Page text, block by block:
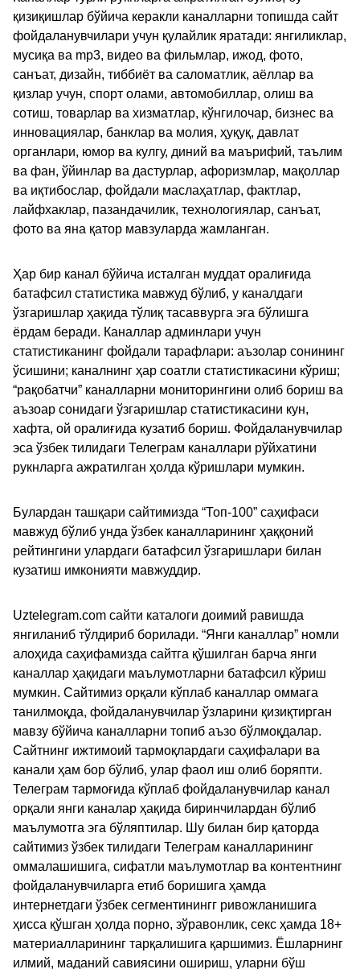
қизиқишлар бўйича керакли каналларни топишда сайт
фойдаланувчилари учун қулайлик яратади: янгиликлар,
мусиқа ва mp3, видео ва фильмлар, ижод, фото,
санъат, дизайн, тиббиёт ва саломатлик, аёллар ва
қизлар учун, спорт олами, автомобиллар, олиш ва
сотиш, товарлар ва хизматлар, кўнгилочар, бизнес ва
инновациялар, банклар ва молия, ҳуқуқ, давлат
органлари, юмор ва кулгу, диний ва маърифий, таълим
ва фан, ўйинлар ва дастурлар, афоризмлар, мақоллар
ва иқтибослар, фойдали маслаҳатлар, фактлар,
лайфхаклар, пазандачилик, технологиялар, санъат,
фото ва яна қатор мавзуларда жамланган.
Ҳар бир канал бўйича исталган муддат оралиғида
батафсил статистика мавжуд бўлиб, у каналдаги
ўзгаришлар ҳақида тўлиқ тасаввурга эга бўлишга
ёрдам беради. Каналлар админлари учун
статистиканинг фойдали тарафлари: аъзолар сонининг
ўсишини; каналнинг ҳар соатли статистикасини кўриш;
“рақобатчи” каналларни мониторингини олиб бориш ва
аъзоар сонидаги ўзгаришлар статистикасини кун,
хафта, ой оралиғида кузатиб бориш. Фойдаланувчилар
эса ўзбек тилидаги Телеграм каналлари рўйхатини
рукнларга ажратилган ҳолда кўришлари мумкин.
Булардан ташқари сайтимизда “Топ-100” саҳифаси
мавжуд бўлиб унда ўзбек каналларининг ҳаққоний
рейтингини улардаги батафсил ўзгаришлари билан
кузатиш имконияти мавжуддир.
Uztelegram.com сайти каталоги доимий равишда
янгиланиб тўлдириб борилади. “Янги каналлар” номли
алоҳида саҳифамизда сайтга қўшилган барча янги
каналлар ҳақидаги маълумотларни батафсил кўриш
мумкин. Сайтимиз орқали кўплаб каналлар оммага
танилмоқда, фойдаланувчилар ўзларини қизиқтирган
мавзу бўйича каналларни топиб аъзо бўлмоқдалар.
Сайтнинг ижтимоий тармоқлардаги саҳифалари ва
канали ҳам бор бўлиб, улар фаол иш олиб боряпти.
Телеграм тармоғида кўплаб фойдаланувчилар канал
орқали янги каналар ҳақида биринчилардан бўлиб
маълумотга эга бўляптилар. Шу билан бир қаторда
сайтимиз ўзбек тилидаги Телеграм каналларининг
оммалашишига, сифатли маълумотлар ва контентнинг
фойдаланувчиларга етиб боришига ҳамда
интернетдаги ўзбек сегментинингг ривожланишига
ҳисса қўшган ҳолда порно, зўравонлик, секс ҳамда 18+
материалларининг тарқалишига қаршимиз. Ёшларнинг
илмий, маданий савиясини ошириш, уларни бўш